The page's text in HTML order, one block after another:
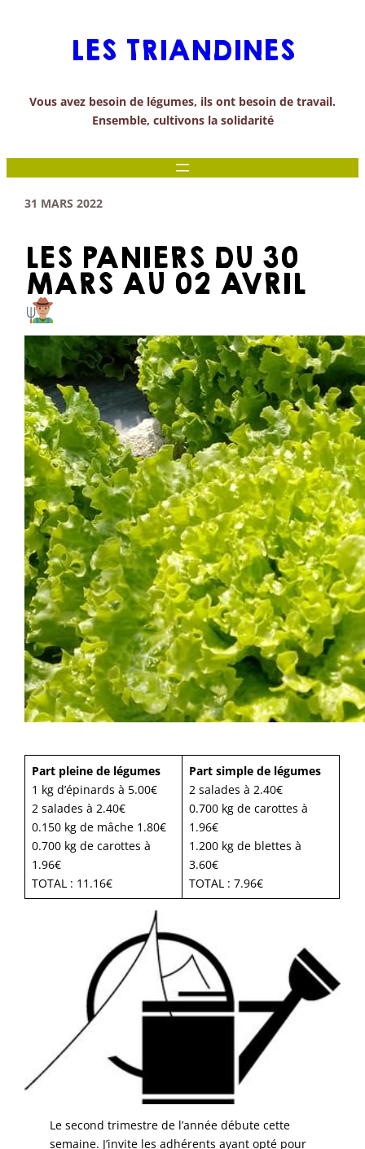
LES TRIANDINES
Vous avez besoin de légumes, ils ont besoin de travail.
Ensemble, cultivons la solidarité
31 MARS 2022
LES PANIERS DU 30
MARS AU 02 AVRIL
Part pleine de légumes
1 kg d’épinards à 5.00€
2 salades à 2.40€
0.150 kg de mâche 1.80€
0.700 kg de carottes à
1.96€
TOTAL : 11.16€
Part simple de légumes
2 salades à 2.40€
0.700 kg de carottes à
1.96€
1.200 kg de blettes à
3.60€
TOTAL : 7.96€
Le second trimestre de l’année débute cette
semaine. J’invite les adhérents ayant opté pour